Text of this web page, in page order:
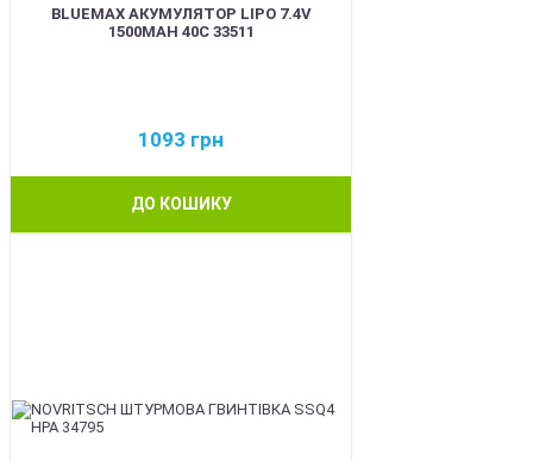
BLUEMAX АКУМУЛЯТОР LIPO 7.4V
1500MAH 40C 33511
1093 грн
ДО КОШИКУ